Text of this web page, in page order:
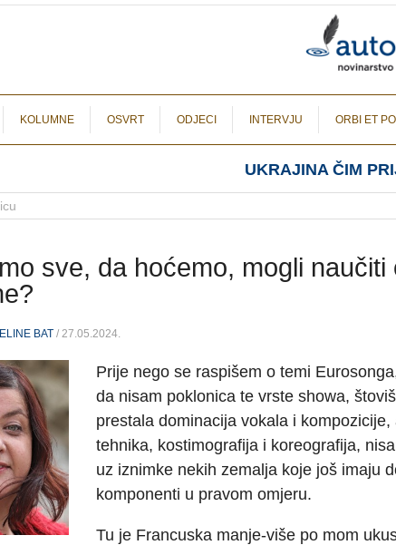
KOLUMNE OSVRT ODJECI INTERVJU ORBI ET
UKRAJINA ČIM
sve, da hoćemo, mogli naučiti
BAT / 27.05.2024.
Prije nego se raspišem o temi
da nisam poklonica te vrste showa,
prestala dominacija vokala i
tehnika, kostimografija i koreografija,
uz iznimke nekih zemalja koje još imaju
komponenti u pravom omjeru.
Tu je Francuska manje-više po mom